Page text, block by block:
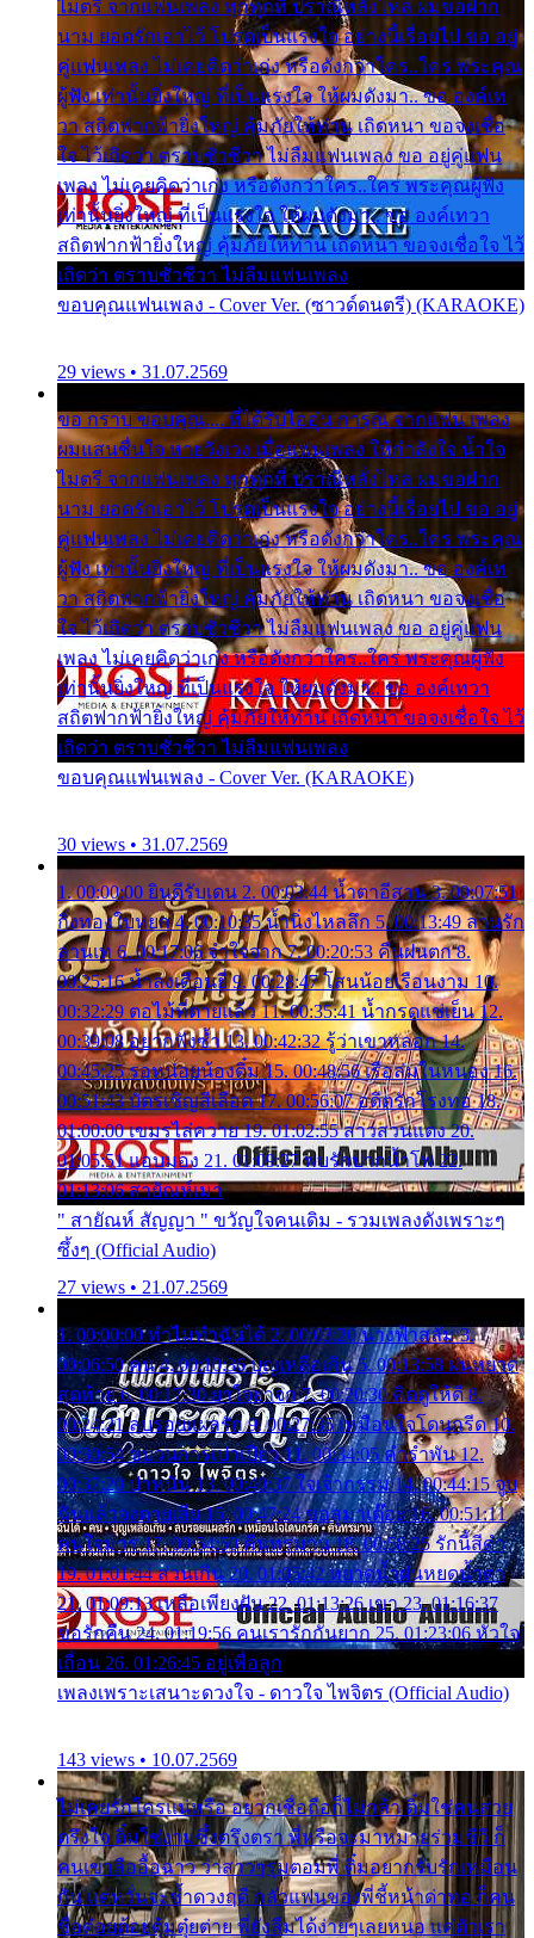
ไมตรี จากแฟนเพลง ทุกทุกที่ ปราณีหลั่งไหล ผมขอฝาก
นาม ยอดรักเอาไว้ โปรดเป็นแรงใจ อย่างนี้เรื่อยไป ขอ อยู่
คู่แฟนเพลง ไม่เคยคิดว่าเก่ง หรือดังกว่าใคร..ใคร พระคุณ
ผู้ฟัง เท่านั้นยิ่งใหญ่ ที่เป็นแรงใจ ให้ผมดังมา.. ขอ องค์เท
วา สถิตฟากฟ้ายิ่งใหญ่ คุ้มภัยให้ท่าน เถิดหนา ขอจงเชื่อ
ใจ ไว้เถิดว่า ตราบชั่วชีวา ไม่ลืมแฟนเพลง ขอ อยู่คู่แฟน
เพลง ไม่เคยคิดว่าเก่ง หรือดังกว่าใคร..ใคร พระคุณผู้ฟัง
เท่านั้นยิ่งใหญ่ ที่เป็นแรงใจ ให้ผมดังมา.. ขอ องค์เทวา
สถิตฟากฟ้ายิ่งใหญ่ คุ้มภัยให้ท่าน เถิดหนา ขอจงเชื่อใจ ไว้
เถิดว่า ตราบชั่วชีวา ไม่ลืมแฟนเพลง
ขอบคุณแฟนเพลง - Cover Ver. (ซาวด์ดนตรี) (KARAOKE)
29 views • 31.07.2569
ขอ กราบ ขอบคุณ.... ที่ได้รับไออุ่น การุณ จากแฟน เพลง
ผมแสนชื่นใจ หายวังเวง เมื่อแฟนเพลง ให้กำลังใจ น้ำใจ
ไมตรี จากแฟนเพลง ทุกทุกที่ ปราณีหลั่งไหล ผมขอฝาก
นาม ยอดรักเอาไว้ โปรดเป็นแรงใจ อย่างนี้เรื่อยไป ขอ อยู่
คู่แฟนเพลง ไม่เคยคิดว่าเก่ง หรือดังกว่าใคร..ใคร พระคุณ
ผู้ฟัง เท่านั้นยิ่งใหญ่ ที่เป็นแรงใจ ให้ผมดังมา.. ขอ องค์เท
วา สถิตฟากฟ้ายิ่งใหญ่ คุ้มภัยให้ท่าน เถิดหนา ขอจงเชื่อ
ใจ ไว้เถิดว่า ตราบชั่วชีวา ไม่ลืมแฟนเพลง ขอ อยู่คู่แฟน
เพลง ไม่เคยคิดว่าเก่ง หรือดังกว่าใคร..ใคร พระคุณผู้ฟัง
เท่านั้นยิ่งใหญ่ ที่เป็นแรงใจ ให้ผมดังมา.. ขอ องค์เทวา
สถิตฟากฟ้ายิ่งใหญ่ คุ้มภัยให้ท่าน เถิดหนา ขอจงเชื่อใจ ไว้
เถิดว่า ตราบชั่วชีวา ไม่ลืมแฟนเพลง
ขอบคุณแฟนเพลง - Cover Ver. (KARAOKE)
30 views • 31.07.2569
1. 00:00:00 ยินดีรับเดน 2. 00:03:44 น้ำตาอีสาน 3. 00:07:51
กิ่งทองใบหยก 4. 00:10:35 น้ำนิ่งไหลลึก 5. 00:13:49 ลานรัก
ลานเท 6. 00:17:06 จำใจจาก 7. 00:20:53 คืนฝนตก 8.
00:25:16 น้ำลงเดือนยี่ 9. 00:28:47 โสนน้อยเรือนงาม 10.
00:32:29 ตอไม้ที่ตายแล้ว 11. 00:35:41 น้ำกรดแช่เย็น 12.
00:39:08 อยากฟังซ้ำ 13. 00:42:32 รู้ว่าเขาหลอก 14.
00:45:25 รอหน่อยน้องติ๋ม 15. 00:48:56 เรือล่มในหนอง 16.
00:51:43 บัตรเชิญสีเลือด 17. 00:56:07 อดีตรักโรงทอ 18.
01:00:00 เขมรไล่ควาย 19. 01:02:55 สาวสวนแตง 20.
01:05:51 แอบมอง 21. 01:09:27 พบรักปากน้ำโพ 22.
01:13:06 สายัณห์เมา
" สายัณห์ สัญญา " ขวัญใจคนเดิม - รวมเพลงดังเพราะๆ
ซึ้งๆ (Official Audio)
27 views • 21.07.2569
1. 00:00:00 ทำไมทำฉันได้ 2. 00:03:20 นางฟ้าสลัม 3.
00:06:50 คน 4. 00:10:36 บุญเหลือเกิน 5. 00:13:58 ฝนหยาด
สุดท้าย 6. 00:17:30 ยาใจยาจก 7. 00:20:30 คิดดูให้ดี 8.
00:24:21 ลบรอยแผลรัก 9. 00:27:35 เหมือนใจโดนกรีด 10.
00:30:54 ขบวนการเปาเปียว 11. 00:34:05 คำรำพัน 12.
00:37:20 ปาหนัน 13. 00:40:37 ใจเจ้ากรรม 14. 00:44:15 จูบ
ฉันแล้วจงตายเสีย 15. 00:47:24 ขอสูมาเต๊อะ 16. 00:51:11
คนใจมาร 17. 00:54:50 คืนทรมาน 18. 00:58:25 รักนี้สีดำ
19. 01:01:44 ส่วนเกิน 20. 01:05:42 หยาดน้ำฝนหยดน้ำตา
21. 01:09:13 เหลือเพียงฝัน 22. 01:13:26 เขา 23. 01:16:37
ขอรักคืน 24. 01:19:56 คนเรารักกันยาก 25. 01:23:06 หัวใจ
เถื่อน 26. 01:26:45 อยู่เพื่อลูก
เพลงเพราะเสนาะดวงใจ - ดาวใจ ไพจิตร (Official Audio)
143 views • 10.07.2569
ไม่เคยรักใครแน่หรือ อยากเชื่อถือก็ไม่กล้า ติ๋มใช่คนสวย
ตรึงใจ ติ๋มใช่งามซึ้งตรึงตรา พี่หรือจะมาหมายร่วมชีวี ก็
คนเขาลืออื้อฉาว ว่าสาวๆรุมตอมพี่ ติ๋มอยากรับรักเหมือน
กัน แต่หวั่นจะช้ำดวงฤดี กลัวแฟนของพี่ชี้หน้าด่าทอ ก็คน
ชื่อต๋อยต้อยตุ้มตุ๋ยต่าย พี่ยังลืมได้ง่ายๆเลยหนอ แค่ตัวเรา